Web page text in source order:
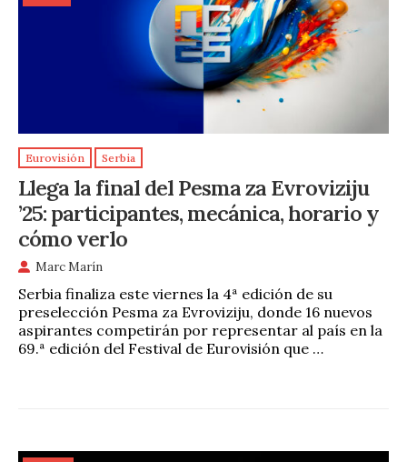
Eurovisión Serbia
Llega la final del Pesma za Evroviziju
’25: participantes, mecánica, horario y
cómo verlo
Marc Marín
Serbia finaliza este viernes la 4ª edición de su
preselección Pesma za Evroviziju, donde 16 nuevos
aspirantes competirán por representar al país en la
69.ª edición del Festival de Eurovisión que …